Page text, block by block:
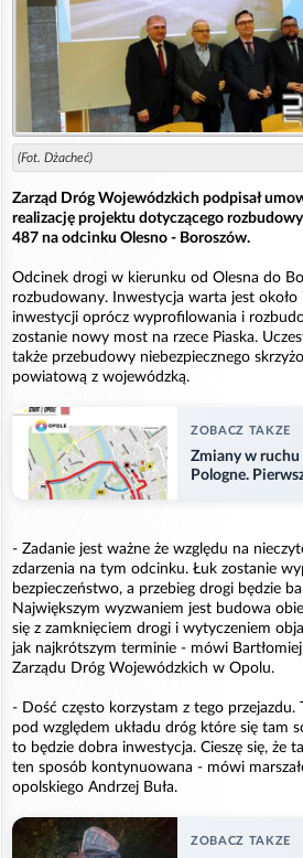
(Fot. Dżacheć)
Zarząd Dróg Wojewódzkich podpisał
realizację projektu dotyczącego
487 na odcinku Olesno - Boroszów.
Odcinek drogi w kierunku od Olesna do
rozbudowany. Inwestycja warta jest
inwestycji oprócz wyprofilowania i
zostanie nowy most na rzece Piaska.
także przebudowy niebezpiecznego
powiatową z wojewódzką.
ZOBACZ TAKZE
Zmiany w ruchu
Pologne.
- Zadanie jest ważne że względu na
zdarzenia na tym odcinku. Łuk zostanie
bezpieczeństwo, a przebieg drogi będzie
Największym wyzwaniem jest budowa
się z zamknięciem drogi i wytyczeniem
jak najkrótszym terminie - mówi
Zarządu Dróg Wojewódzkich w Opolu.
- Dość często korzystam z tego przejazdu.
pod względem układu dróg które się tam
to będzie dobra inwestycja. Cieszę się, że
ten sposób kontynuowana - mówi
opolskiego Andrzej Buła.
ZOBACZ TAKZE